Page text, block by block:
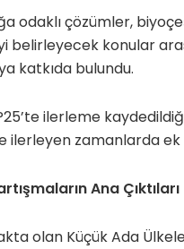
odaklı çözümler,
belirleyecek konular
katkıda bulundu.
ilerleme
ilerleyen zamanlarda
Ana Çıktıları
olan Küçük Ada